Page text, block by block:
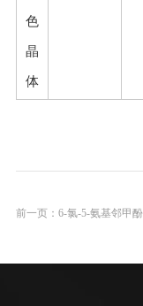
色
晶
体
前一页： 6-氯-5-氨基邻甲酚